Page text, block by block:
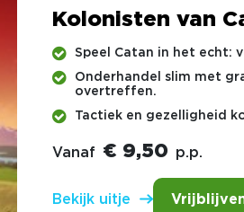
Kolonisten van
Speel Catan in het echt:
Onderhandel slim met
overtreffen.
Tactiek en gezelligheid
Vanaf € 9,50 p.p.
Bekijk uitje